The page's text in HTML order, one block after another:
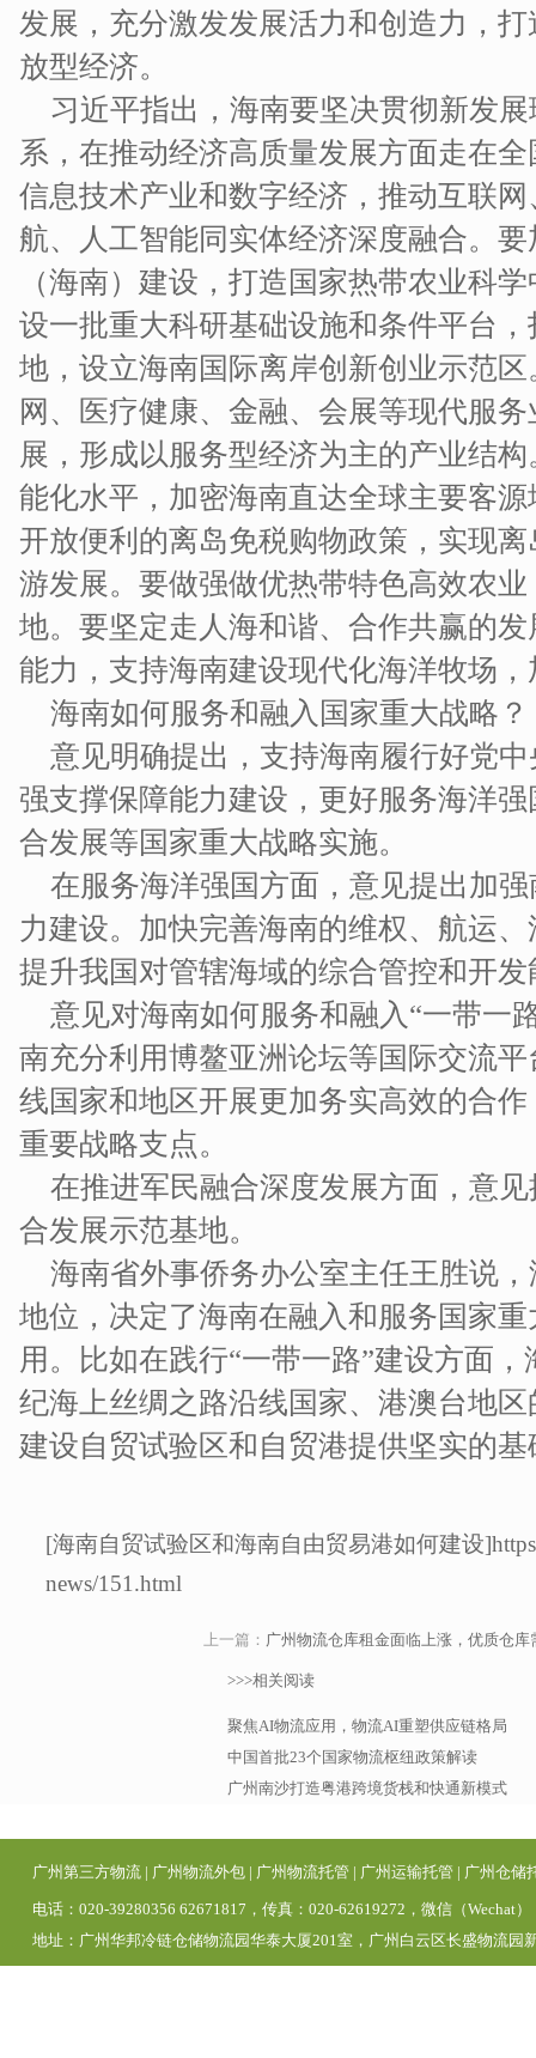
发展，充分激发发展活力和创造力，
放型经济。
习近平指出，海南要坚决贯彻新发
系，在推动经济高质量发展方面走在
信息技术产业和数字经济，推动互联
航、人工智能同实体经济深度融合。
（海南）建设，打造国家热带农业科
设一批重大科研基础设施和条件平台
地，设立海南国际离岸创新创业示范
网、医疗健康、金融、会展等现代服
展，形成以服务型经济为主的产业结
能化水平，加密海南直达全球主要客
开放便利的离岛免税购物政策，实现
游发展。要做强做优热带特色高效农
地。要坚定走人海和谐、合作共赢的
能力，支持海南建设现代化海洋牧场
海南如何服务和融入国家重大战略？
意见明确提出，支持海南履行好党
强支撑保障能力建设，更好服务海洋
合发展等国家重大战略实施。
在服务海洋强国方面，意见提出加
力建设。加快完善海南的维权、航运
提升我国对管辖海域的综合管控和开发
意见对海南如何服务和融入“一带一
南充分利用博鳌亚洲论坛等国际交流
线国家和地区开展更加务实高效的合
重要战略支点。
在推进军民融合深度发展方面，意
合发展示范基地。
海南省外事侨务办公室主任王胜说
地位，决定了海南在融入和服务国家
用。比如在践行“一带一路”建设方面
纪海上丝绸之路沿线国家、港澳台地
建设自贸试验区和自贸港提供坚实的基
[海南自贸试验区和海南自由贸易港如何建设
news/151.html
上一篇： 广州物流仓库租金面临上涨，优质仓库
>>>相关阅读
聚焦AI物流应用，物流AI重塑供应链格局
中国首批23个国家物流枢纽政策解读
广州南沙打造粤港跨境货栈和快通新模式
广州第三方物流 | 广州物流外包 | 广州物流托管 | 广州运输托管 | 广州仓储
电话：020-39280356 62671817，传真：020-62619272，微信（Wechat
地址：广州华邦冷链仓储物流园华泰大厦201室，广州白云区长盛物流园